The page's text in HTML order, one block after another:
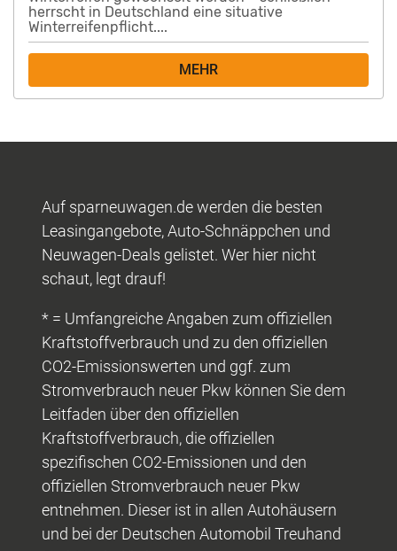
herrscht in Deutschland eine situative
Winterreifenpflicht....
MEHR
Auf sparneuwagen.de werden die besten
Leasingangebote, Auto-Schnäppchen und
Neuwagen-Deals gelistet. Wer hier nicht
schaut, legt drauf!
* = Umfangreiche Angaben zum offiziellen
Kraftstoffverbrauch und zu den offiziellen
CO2-Emissionswerten und ggf. zum
Stromverbrauch neuer Pkw können Sie dem
Leitfaden über den offiziellen
Kraftstoffverbrauch, die offiziellen
spezifischen CO2-Emissionen und den
offiziellen Stromverbrauch neuer Pkw
entnehmen. Dieser ist in allen Autohäusern
und bei der Deutschen Automobil Treuhand